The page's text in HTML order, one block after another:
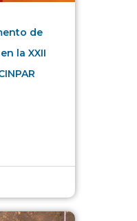
de
la XXII